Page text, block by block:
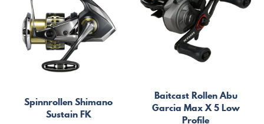
Spinnrollen Shimano
Sustain FK
Baitcast Rollen Abu
Garcia Max X 5 Low
Profile